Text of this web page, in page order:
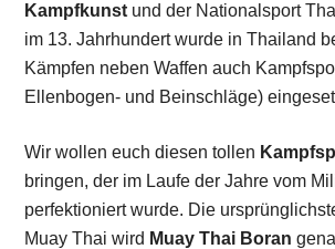
Kampfkunst und der Nationalsport
im 13. Jahrhundert wurde in Thailand
Kämpfen neben Waffen auch
Ellenbogen- und Beinschläge)
Wir wollen euch diesen tollen
bringen, der im Laufe der Jahre vom
perfektioniert wurde. Die
Muay Thai wird Muay Thai Boran